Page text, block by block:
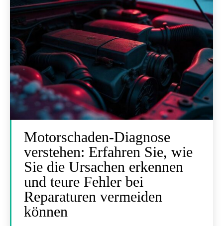
Motorschaden-Diagnose
verstehen: Erfahren Sie, wie
Sie die Ursachen erkennen
und teure Fehler bei
Reparaturen vermeiden
können